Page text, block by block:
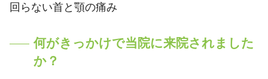
回らない首と顎の痛み
何がきっかけで当院に来院されました
か？